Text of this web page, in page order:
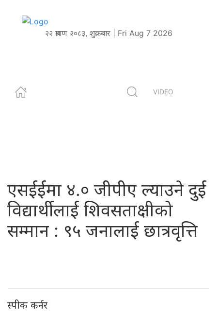
२२ श्रावण २०८३, शुक्रबार | Fri Aug 7 2026
VIDEO
एसईईमा ४.० जीपीए ल्याउने दुई
विद्यार्थीलाई शिवसताक्षीको
सम्मान : ९५ जनालाई छात्रवृत्ति
स्पीक कर्नर